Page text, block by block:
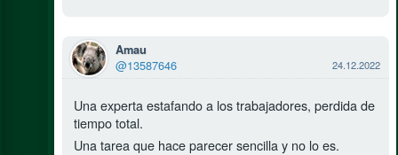
Amau
@13587646 24.12.2022
Una experta estafando a los trabajadores, perdida de
tiempo total.
Una tarea que hace parecer sencilla y no lo es.